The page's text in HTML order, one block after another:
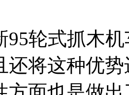
95轮式抓木
还将这种优